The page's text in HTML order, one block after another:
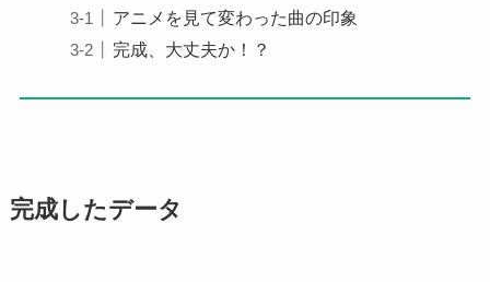
アニメを見て変わった曲の印象
完成、大丈夫か！？
完成したデータ